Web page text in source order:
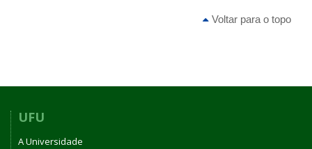
2026
INSTITUTO
Voltar para o topo
UFU
A Universidade